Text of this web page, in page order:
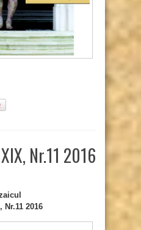
Nr.11 2016
Nr.11 2016